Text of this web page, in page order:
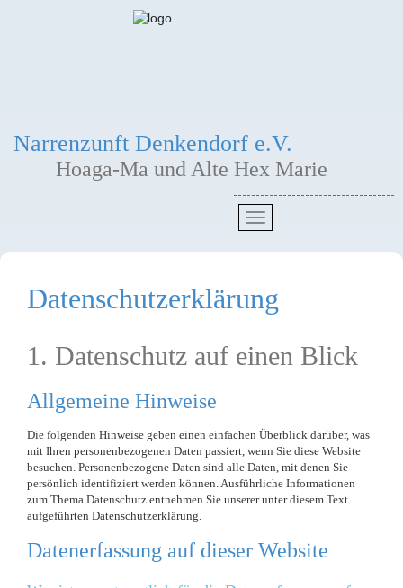
Narrenzunft Denkendorf e.V.
Hoaga-Ma und Alte Hex Marie
Datenschutz­erklärung
1. Datenschutz auf einen Blick
Allgemeine Hinweise
Die folgenden Hinweise geben einen einfachen Überblick darüber, was
mit Ihren personenbezogenen Daten passiert, wenn Sie diese Website
besuchen. Personenbezogene Daten sind alle Daten, mit denen Sie
persönlich identifiziert werden können. Ausführliche Informationen
zum Thema Datenschutz entnehmen Sie unserer unter diesem Text
aufgeführten Datenschutzerklärung.
Datenerfassung auf dieser Website